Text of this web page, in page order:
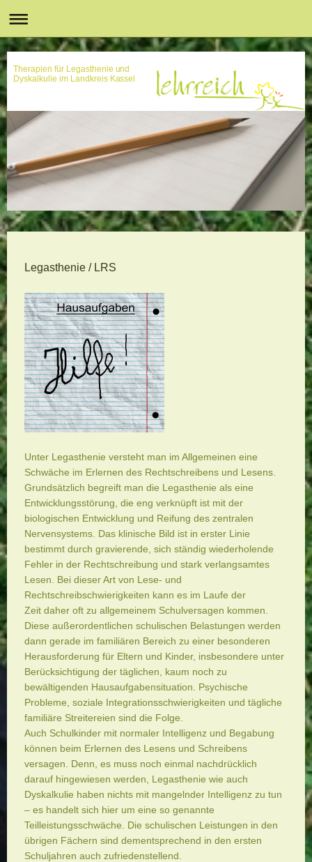
Therapien für Legasthenie und
Dyskalkulie im Landkreis Kassel
Legasthenie / LRS
Unter Legasthenie versteht man im Allgemeinen eine
Schwäche im Erlernen des Rechtschreibens und Lesens.
Grundsätzlich begreift man die Legasthenie als eine
Entwicklungsstörung, die eng verknüpft ist mit der
biologischen Entwicklung und Reifung des zentralen
Nervensystems. Das klinische Bild ist in erster Linie
bestimmt durch gravierende, sich ständig wiederholende
Fehler in der Rechtschreibung und stark verlangsamtes
Lesen. Bei dieser Art von Lese- und
Rechtschreibschwierigkeiten kann es im Laufe der
Zeit daher oft zu allgemeinem Schulversagen kommen.
Diese außerordentlichen schulischen Belastungen werden
dann gerade im familiären Bereich zu einer besonderen
Herausforderung für Eltern und Kinder, insbesondere unter
Berücksichtigung der täglichen, kaum noch zu
bewältigenden Hausaufgabensituation. Psychische
Probleme, soziale Integrationsschwierigkeiten und tägliche
familiäre Streitereien sind die Folge.
Auch Schulkinder mit normaler Intelligenz und Begabung
können beim Erlernen des Lesens und Schreibens
versagen. Denn, es muss noch einmal nachdrücklich
darauf hingewiesen werden, Legasthenie wie auch
Dyskalkulie haben nichts mit mangelnder Intelligenz zu tun
– es handelt sich hier um eine so genannte
Teilleistungsschwäche. Die schulischen Leistungen in den
übrigen Fächern sind dementsprechend in den ersten
Schuljahren auch zufriedenstellend.